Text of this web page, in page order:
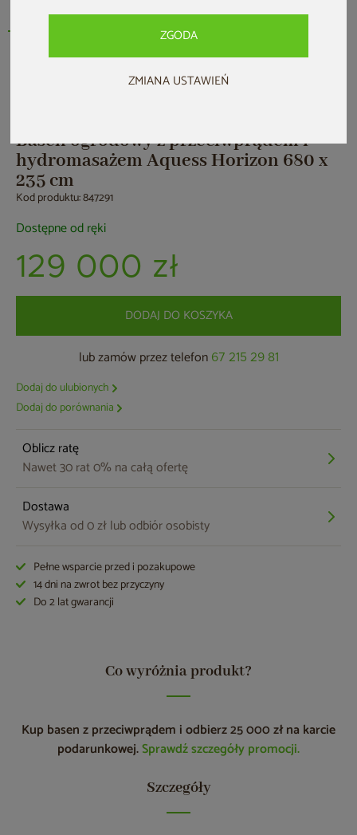
ZGODA
ZMIANA USTAWIEŃ
Zwrot na kartę
Basen ogrodowy z przeciwprądem i
hydromasażem Aquess Horizon 680 x
235 cm
Kod produktu: 847291
Dostępne od ręki
129 000 zł
DODAJ DO KOSZYKA
lub zamów przez telefon 67 215 29 81
Dodaj do ulubionych
Dodaj do porównania
Oblicz ratę
Nawet 30 rat 0% na całą ofertę
Dostawa
Wysyłka od 0 zł lub odbiór osobisty
Pełne wsparcie przed i pozakupowe
14 dni na zwrot bez przyczyny
Do 2 lat gwarancji
Co wyróżnia produkt?
Kup basen z przeciwprądem i odbierz 25 000 zł na karcie
podarunkowej.Sprawdź szczegóły promocji.
Szczegóły